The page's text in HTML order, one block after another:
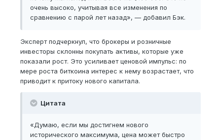
очень высоко, учитывая все изменения по
сравнению с парой лет назад», — добавил Бэк.
Эксперт подчеркнул, что брокеры и розничные
инвесторы склонны покупать активы, которые уже
показали рост. Это усиливает ценовой импульс: по
мере роста биткоина интерес к нему возрастает, что
приводит к притоку нового капитала.
Цитата
«Думаю, если мы достигнем нового
исторического максимума, цена может быстро